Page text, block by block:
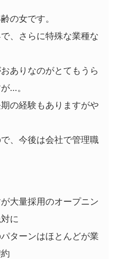
の女です。
、さらに特殊な業種な
ありなのがとてもうら
…。
の経験もありますがや
、今後は会社で管理職
大量採用のオープニン
に
ターンはほとんどが業